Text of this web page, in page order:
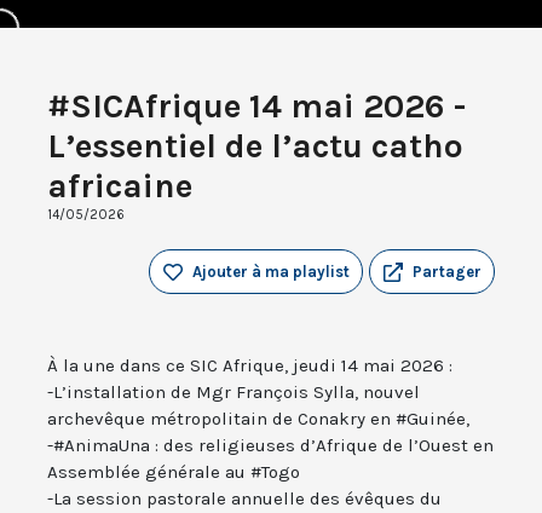
#SICAfrique 14 mai 2026 -
L’essentiel de l’actu catho
africaine
14/05/2026
Partager
Ajouter à ma playlist
À la une dans ce SIC Afrique, jeudi 14 mai 2026 :
-L’installation de Mgr François Sylla, nouvel
archevêque métropolitain de Conakry en #Guinée,
-#AnimaUna : des religieuses d’Afrique de l’Ouest en
Assemblée générale au #Togo
-La session pastorale annuelle des évêques du